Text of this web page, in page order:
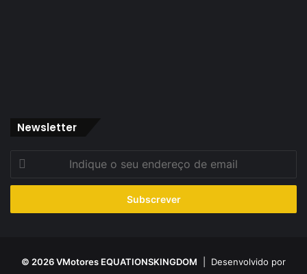
Newsletter
seu
de
© 2026 VMotores EQUATIONSKINGDOM | Desenvolvido por